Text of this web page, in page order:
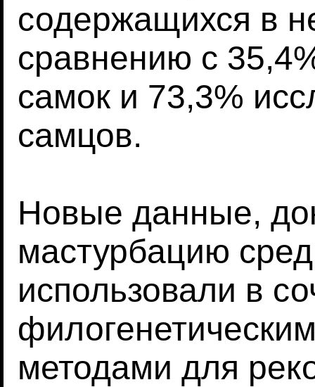
содержащихся в
сравнению с
самок и 73,3%
самцов.
Новые данные,
мастурбацию
использовали в
методами для